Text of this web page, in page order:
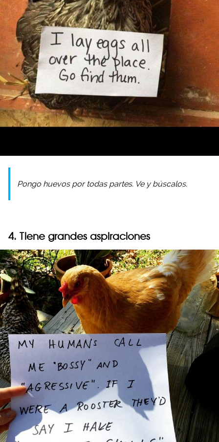
Pongo huevos por todas partes. Ve y búscalos.
4. Tiene grandes aspiraciones